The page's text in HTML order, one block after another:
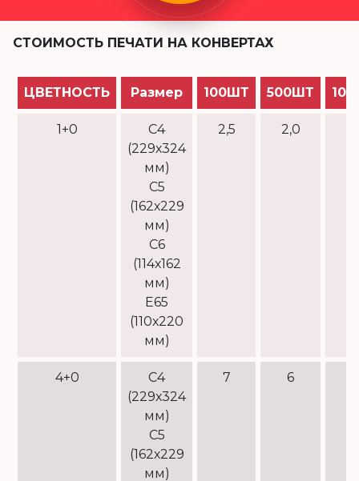
СТОИМОСТЬ ПЕЧАТИ НА КОНВЕРТАХ
ЦВЕТНОСТЬ Размер 100ШТ 500ШТ
1+0
С4
(229х324
мм)
С5
(162х229
мм)
С6
(114х162
мм)
Е65
(110х220
мм)
2,5 2,0
4+0
С4
(229х324
мм)
С5
(162х229
мм)
7 6